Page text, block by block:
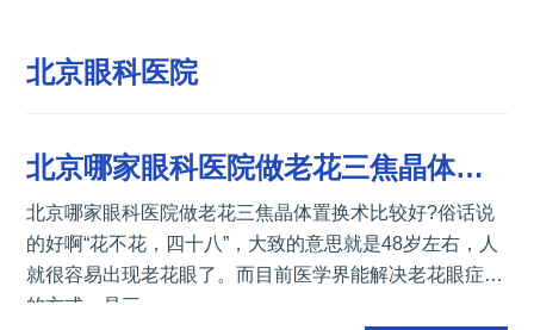
北京眼科医院
北京哪家眼科医院做老花三焦晶体置换术比较好
北京哪家眼科医院做老花三焦晶体置换术比较好?俗话说
的好啊“花不花，四十八”，大致的意思就是48岁左右，人
就很容易出现老花眼了。而目前医学界能解决老花眼症状
的方式，是三